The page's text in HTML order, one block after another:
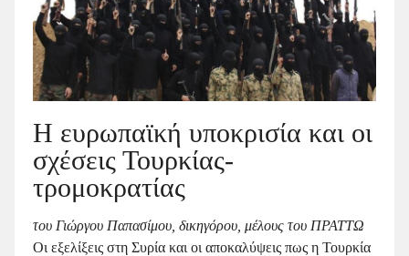
H ευρωπαϊκή υποκρισία και οι
σχέσεις Τουρκίας-
τρομοκρατίας
του Γιώργου Παπασίμου, δικηγόρου, μέλους του ΠΡΑΤΤΩ
Οι εξελίξεις στη Συρία και οι αποκαλύψεις πως η Τουρκία